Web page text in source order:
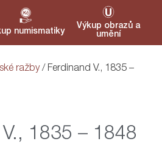
numismatiky
Výkup obrazů a
umění
ražby/ Ferdinand V., 1835 –
1835 – 1848